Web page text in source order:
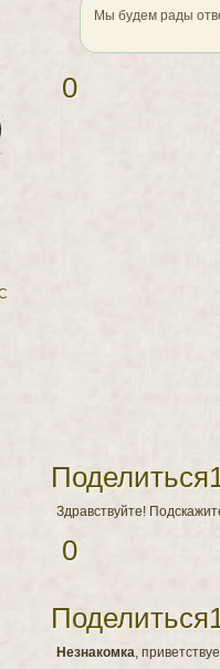
Мы будем рады
0
Поделиться
Здравствуйте!
0
Поделиться
Незнакомка,